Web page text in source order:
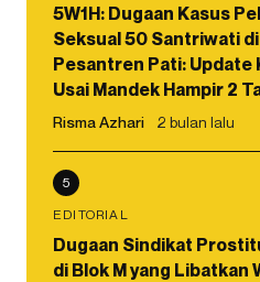
5W1H: Dugaan Kasus
Seksual 50 Santriwati di
Pesantren Pati: Update
Usai Mandek Hampir 2
Risma Azhari 2 bulan lalu
5
EDITORIAL
Dugaan Sindikat
di Blok M yang Libatkan